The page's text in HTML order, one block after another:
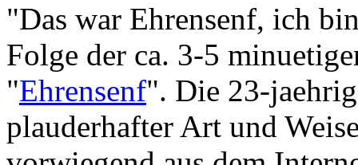
"Das war Ehrensenf, ich
Folge der ca. 3-5
"Ehrensenf". Die 23-
plauderhafter Art und